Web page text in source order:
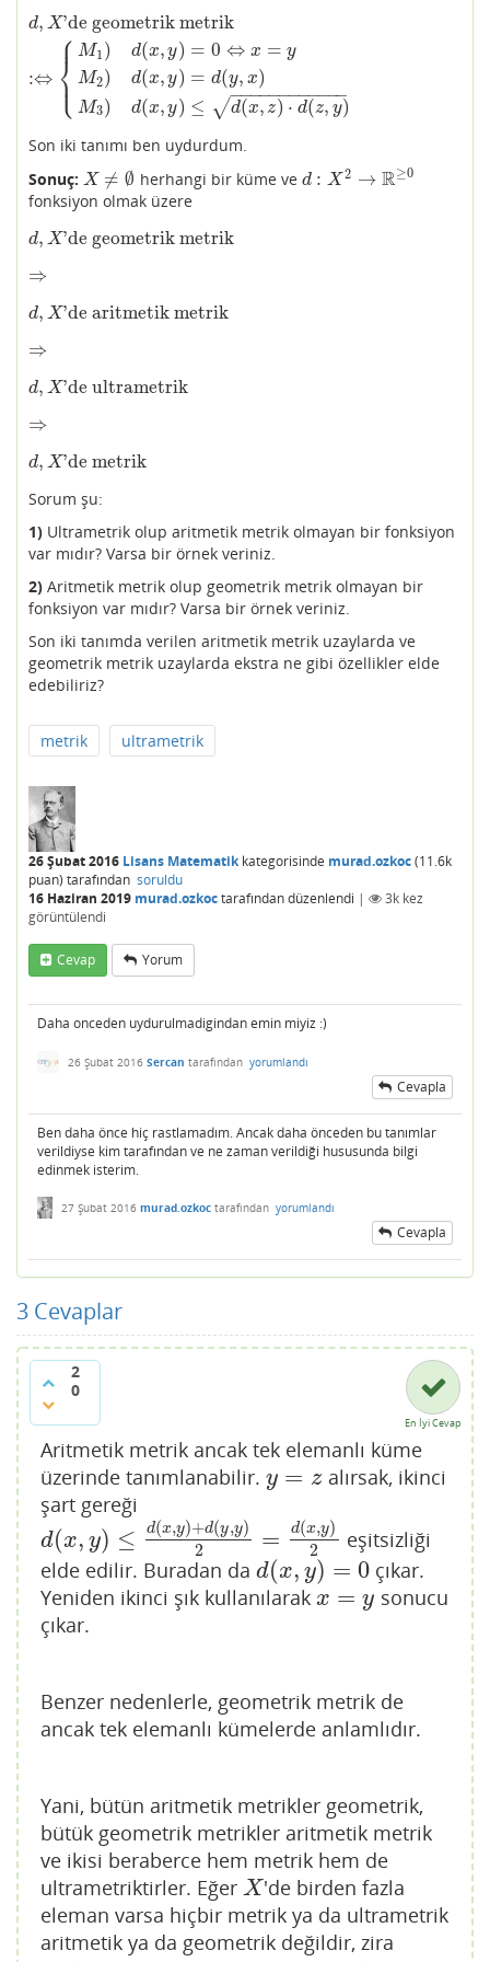
d, X'de geometrik metrik
:⇔ ⎧
⎩
⎨⎪
⎪
M1 )
M2)
M3)
d(x, y) = 0 ⇔ x = y
d(x, y) = d(y, x)
d(x, y) ≤ d(x, z) ⋅ d(z, y)
− −
−−−−−−−−−−
√
d,X'de geometrik metrik:⇔{M
Son iki tanımı ben uydurdum.
Sonuç: X ≠ ∅
X≠ ∅ herhangi bir küme ve d : X 2 → R≥0
d: X 2→R ≥0
fonksiyon olmak üzere
d, X'de geometrik metrik
d,X'de geometrik metrik
⇒
⇒
d, X'de aritmetik metrik
d,X'de aritmetik metrik
⇒
⇒
d, X'de ultrametrik
d,X'de ultrametrik
⇒
⇒
d, X'de metrik
d,X'de metrik
Sorum şu:
1) Ultrametrik olup aritmetik metrik olmayan bir fonksiyon
var mıdır? Varsa bir örnek veriniz.
2) Aritmetik metrik olup geometrik metrik olmayan bir
fonksiyon var mıdır? Varsa bir örnek veriniz.
Son iki tanımda verilen aritmetik metrik uzaylarda ve
geometrik metrik uzaylarda ekstra ne gibi özellikler elde
edebiliriz?
metrik ultrametrik
26 Şubat 2016 Lisans Matematikkategorisinde murad.ozkoc(11.6k
puan) tarafından soruldu
16 Haziran 2019 murad.ozkoctarafındandüzenlendi | 3k kez
görüntülendi
Cevap Yorum
Daha onceden uydurulmadigindan emin miyiz :)
26 Şubat 2016 Sercan tarafından yorumlandı
Cevapla
Ben daha önce hiç rastlamadım. Ancak daha önceden bu tanımlar
verildiyse kim tarafından ve ne zaman verildiği hususunda bilgi
edinmek isterim.
27 Şubat 2016 murad.ozkoc tarafından yorumlandı
Cevapla
3 Cevaplar
2
0
En İyi Cevap
Aritmetik metrik ancak tek elemanlı küme
üzerinde tanımlanabilir. y = z
y=z
alırsak, ikinci
şart gereği
d(x, y) ≤ d(x,y)+d(y,y)
2
= d(x,y)
2
d(x,y) ≤d x,y +d(y,y)2=d(x y)2
eşitsizliği
elde edilir. Buradan da d(x, y) = 0
d(x,y) =0
çıkar.
Yeniden ikinci şık kullanılarak x = y
x= y
sonucu
çıkar.
Benzer nedenlerle, geometrik metrik de
ancak tek elemanlı kümelerde anlamlıdır.
Yani, bütün aritmetik metrikler geometrik,
bütük geometrik metrikler aritmetik metrik
ve ikisi beraberce hem metrik hem de
ultrametriktirler. Eğer X
X 'de birden fazla
eleman varsa hiçbir metrik ya da ultrametrik
aritmetik ya da geometrik değildir, zira